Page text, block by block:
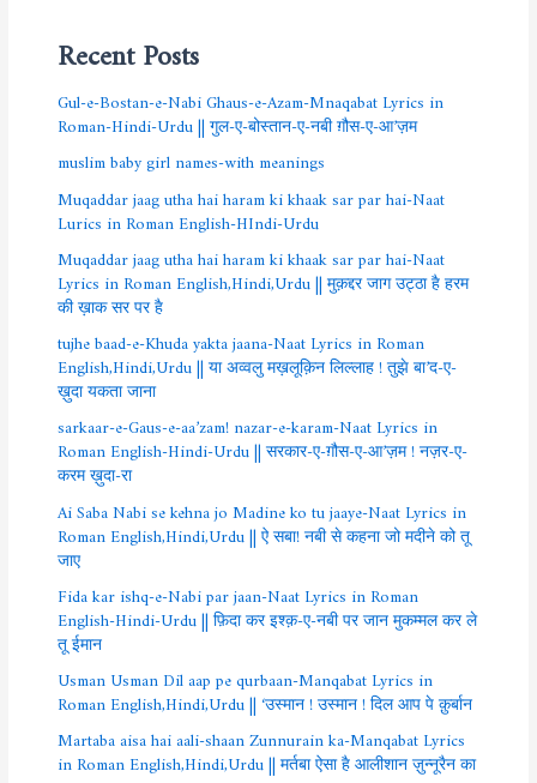
Recent Posts
Gul-e-Bostan-e-Nabi Ghaus-e-Azam-Mnaqabat Lyrics in
Roman-Hindi-Urdu || गुल-ए-बोस्तान-ए-नबी ग़ौस-ए-आ’ज़म
muslim baby girl names-with meanings
Muqaddar jaag utha hai haram ki khaak sar par hai-Naat
Lurics in Roman English-HIndi-Urdu
Muqaddar jaag utha hai haram ki khaak sar par hai-Naat
Lyrics in Roman English,Hindi,Urdu || मुक़द्दर जाग उट्ठा है हरम
की ख़ाक सर पर है
tujhe baad-e-Khuda yakta jaana-Naat Lyrics in Roman
English,Hindi,Urdu || या अव्वलु मख़लूक़िन लिल्लाह ! तुझे बा’द-ए-
ख़ुदा यकता जाना
sarkaar-e-Gaus-e-aa’zam! nazar-e-karam-Naat Lyrics in
Roman English-Hindi-Urdu || सरकार-ए-ग़ौस-ए-आ’ज़म ! नज़र-ए-
करम ख़ुदा-रा
Ai Saba Nabi se kehna jo Madine ko tu jaaye-Naat Lyrics in
Roman English,Hindi,Urdu || ऐ सबा! नबी से कहना जो मदीने को तू
जाए
Fida kar ishq-e-Nabi par jaan-Naat Lyrics in Roman
English-Hindi-Urdu || फ़िदा कर इश्क़-ए-नबी पर जान मुकम्मल कर ले
तू ईमान
Usman Usman Dil aap pe qurbaan-Manqabat Lyrics in
Roman English,Hindi,Urdu || ‘उस्मान ! उस्मान ! दिल आप पे क़ुर्बान
Martaba aisa hai aali-shaan Zunnurain ka-Manqabat Lyrics
in Roman English,Hindi,Urdu || मर्तबा ऐसा है आलीशान ज़ुन्नूरैन का